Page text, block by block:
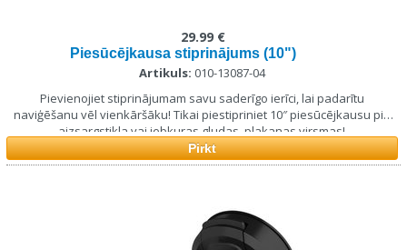
Piesūcējkausa stiprinājums (10")
Artikuls: 010-13087-04
Pievienojiet stiprinājumam savu saderīgo ierīci, lai padarītu
naviģēšanu vēl vienkāršāku! Tikai piestipriniet 10″ piesūcējkausu pie
aizsargstikla vai jebkuras gludas, plakanas virsmas!
29.99 €
Pirkt